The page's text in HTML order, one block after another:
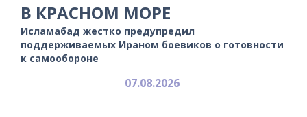
В КРАСНОМ МОРЕ
Исламабад жестко предупредил
поддерживаемых Ираном боевиков о готовности
к самообороне
07.08.2026